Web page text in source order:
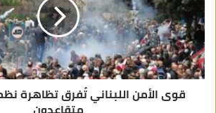
ت
ر
و
ن
ي
قوى الأمن اللبناني تُفرق تظاهرة